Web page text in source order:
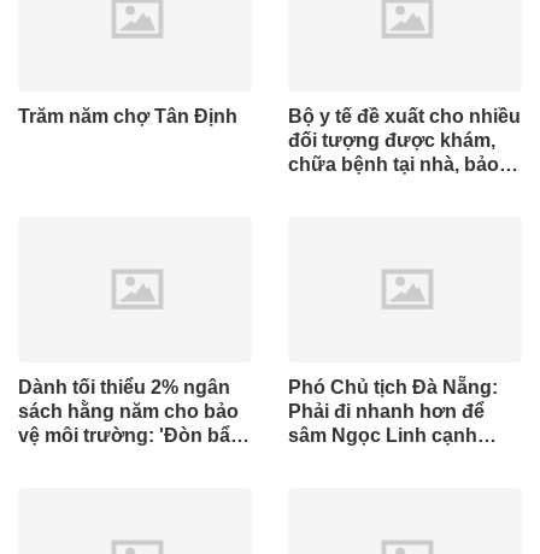
Trăm năm chợ Tân Định
Bộ y tế đề xuất cho nhiều
đối tượng được khám,
chữa bệnh tại nhà, bảo
Dành tối thiểu 2% ngân
sách hằng năm cho bảo
vệ môi trường: 'Đòn bẩy'
Phó Chủ tịch Đà Nẵng:
Phải đi nhanh hơn để
sâm Ngọc Linh cạnh